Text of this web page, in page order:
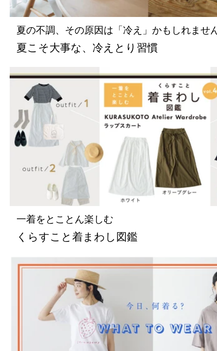
夏の不調、その原因は「冷え」かもしれませ
夏こそ大事な、冷えとり習慣
一着をとことん楽しむ
くらすこと着まわし図鑑